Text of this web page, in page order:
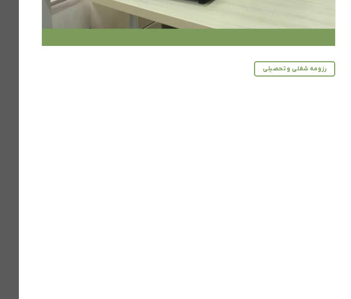
رزومه شغلی و تحصیلی